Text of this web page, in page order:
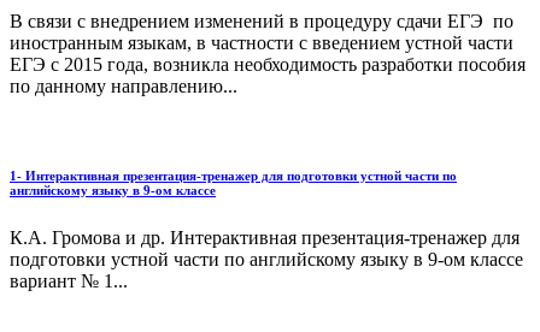
В связи с внедрением изменений в процедуру сдачи ЕГЭ по
иностранным языкам, в частности с введением устной части
ЕГЭ с 2015 года, возникла необходимость разработки пособия
по данному направлению...
1- Интерактивная презентация-тренажер для подготовки устной части по
английскому языку в 9-ом классе
К.А. Громова и др. Интерактивная презентация-тренажер для
подготовки устной части по английскому языку в 9-ом классе
вариант № 1...